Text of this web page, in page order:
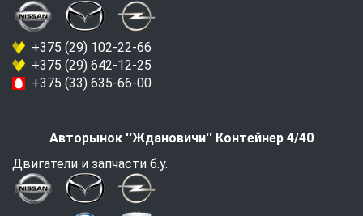
+375 (29) 102-22-66
+375 (29) 642-12-25
+375 (33) 635-66-00
Авторынок ''Ждановичи'' Контейнер 4/40
Двигатели и запчасти б.у.